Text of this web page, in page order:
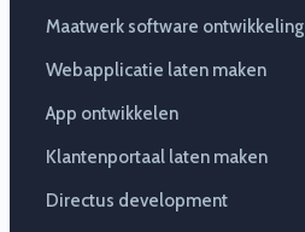
Maatwerk software ontwikkeling
Webapplicatie laten maken
App ontwikkelen
Klantenportaal laten maken
Directus development